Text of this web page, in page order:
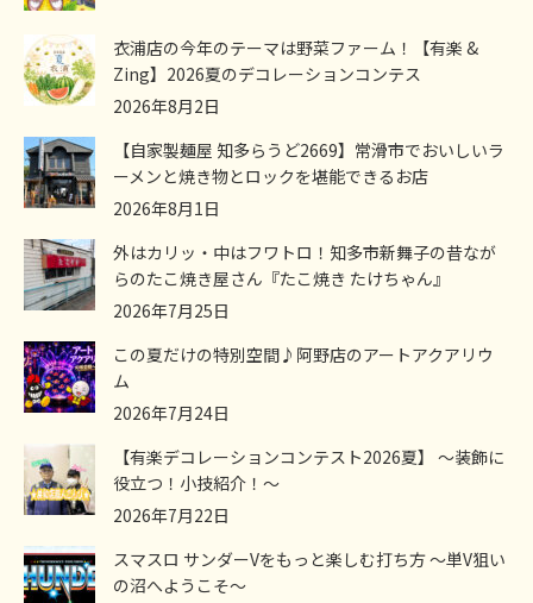
衣浦店の今年のテーマは野菜ファーム！【有楽 &
Zing】2026夏のデコレーションコンテス
2026年8月2日
【自家製麺屋 知多らうど2669】常滑市でおいしいラ
ーメンと焼き物とロックを堪能できるお店
2026年8月1日
外はカリッ・中はフワトロ！知多市新舞子の昔なが
らのたこ焼き屋さん『たこ焼き たけちゃん』
2026年7月25日
この夏だけの特別空間♪阿野店のアートアクアリウ
ム
2026年7月24日
【有楽デコレーションコンテスト2026夏】 ～装飾に
役立つ！小技紹介！～
2026年7月22日
スマスロ サンダーVをもっと楽しむ打ち方 ～単V狙い
の沼へようこそ～